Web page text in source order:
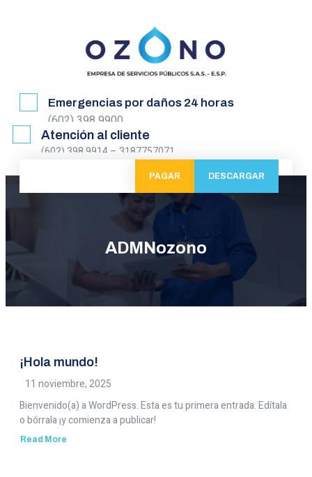
Emergencias por daños 24 horas
(602) 398 9900
Atención al cliente
(602) 398 9914 – 3187757071
PAGAR DESCARGAR
ADMNozono
¡Hola mundo!
11 noviembre, 2025
Bienvenido(a) a WordPress. Esta es tu primera entrada. Edítala
o bórrala ¡y comienza a publicar!
Read More
about